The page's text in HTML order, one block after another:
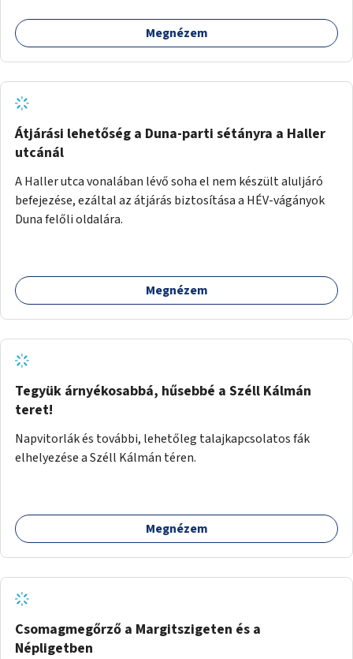
Megnézem
Átjárási lehetőség a Duna-parti sétányra a Haller
utcánál
A Haller utca vonalában lévő soha el nem készült aluljáró
befejezése, ezáltal az átjárás biztosítása a HÉV-vágányok
Duna felőli oldalára.
Megnézem
Tegyük árnyékosabbá, hűsebbé a Széll Kálmán
teret!
Napvitorlák és további, lehetőleg talajkapcsolatos fák
elhelyezése a Széll Kálmán téren.
Megnézem
Csomagmegőrző a Margitszigeten és a
Népligetben